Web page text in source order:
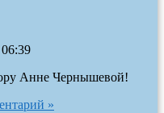
Анне Чернышевой!
»